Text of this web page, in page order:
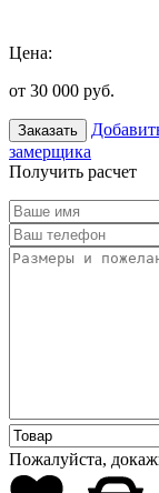
Цена:
от 30 000 руб.
Заказать
замерщика
Получить расчет
Пожалуйста,